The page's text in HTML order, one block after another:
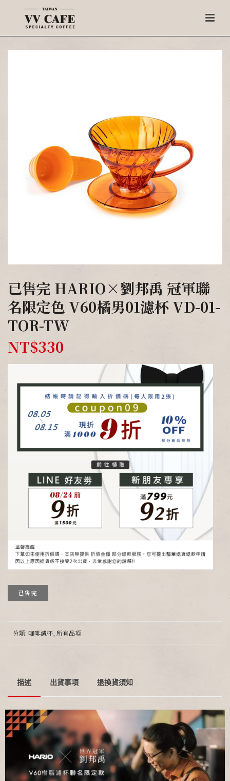
已售完 HARIO×劉邦禹 冠軍聯
名限定色 V60橘男01濾杯 VD-01-
TOR-TW
NT$330
已售完
分類: 咖啡濾杯 所有品項
描述 出貨事項 退換貨須知